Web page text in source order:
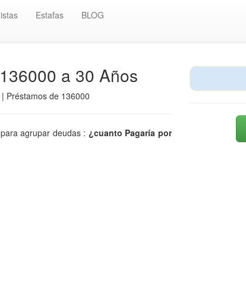
Estafas BLOG
a 30 Años
| Préstamos de 136000
agrupar deudas : ¿cuanto Pagaría por